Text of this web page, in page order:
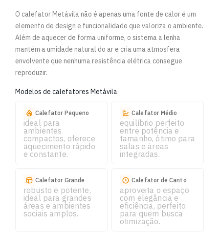
O calefator Metávila não é apenas uma fonte de calor é um
elemento de design e funcionalidade que valoriza o ambiente.
Além de aquecer de forma uniforme, o sistema a lenha
mantém a umidade natural do ar e cria uma atmosfera
envolvente que nenhuma resistência elétrica consegue
reproduzir.
Modelos de calefatores Metávila
Calefator Pequeno
ideal para
ambientes
compactos, oferece
aquecimento rápido
e constante.
Calefator Médio
equilíbrio perfeito
entre potência e
tamanho, ótimo para
salas e áreas
integradas.
Calefator Grande
robusto e potente,
ideal para grandes
áreas e ambientes
sociais amplos.
Calefator de Canto
aproveita o espaço
com elegância e
eficiência, perfeito
para quem busca
otimização.